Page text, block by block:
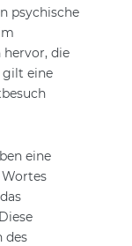
psychische
hervor, die
gilt eine
eine
des